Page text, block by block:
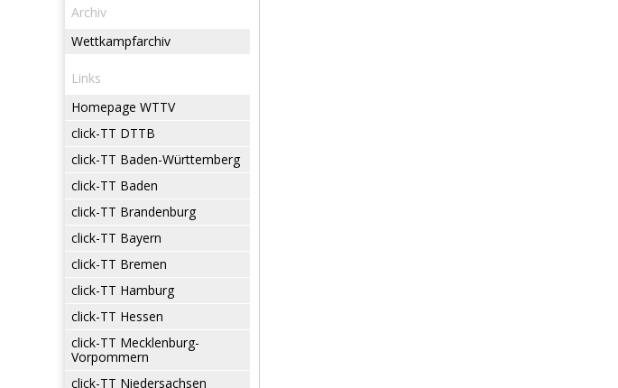
Archiv
Wettkampfarchiv
Links
Homepage WTTV
click-TT DTTB
click-TT Baden-Württemberg
click-TT Baden
click-TT Brandenburg
click-TT Bayern
click-TT Bremen
click-TT Hamburg
click-TT Hessen
click-TT Mecklenburg-
Vorpommern
click-TT Niedersachsen